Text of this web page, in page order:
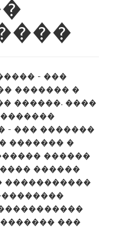
- ���
������� �
������. ����
- ��� �������
������� �
������
������
�����������
���